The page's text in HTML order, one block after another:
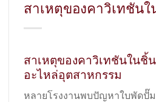
สาเหตุของคาวิเทชัน
สาเหตุของคาวิเทชันในชิ้
อะไหล่อุตสาหกรรม
หลายโรงงานพบปัญหาใบพัดปั๊ม